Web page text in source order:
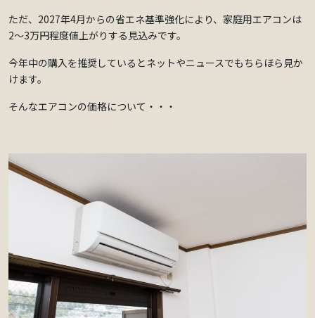
ただ、2027年4月からの省エネ基準強化により、家庭用エアコンは
2〜3万円程度値上がりする見込みです。
今年中の購入を推奨しているとネットやニュースでもちらほら見か
けます。
そんなエアコンの価格について・・・